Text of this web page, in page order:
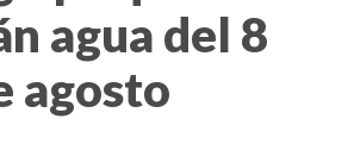
agua del 8
agosto